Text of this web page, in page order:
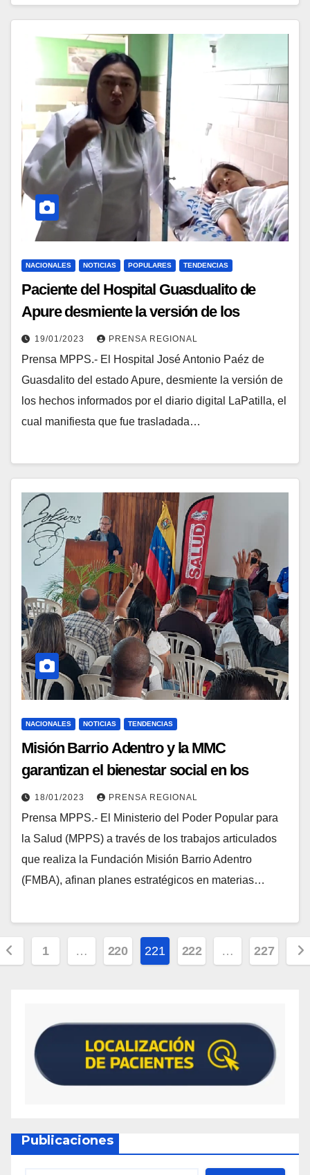
NACIONALES NOTICIAS POPULARES TENDENCIAS
Paciente del Hospital Guasdualito de
Apure desmiente la versión de los
hechos de La Patilla
19/01/2023 PRENSA REGIONAL
Prensa MPPS.- El Hospital José Antonio Paéz de
Guasdalito del estado Apure, desmiente la versión de
los hechos informados por el diario digital LaPatilla, el
cual manifiesta que fue trasladada…
NACIONALES NOTICIAS TENDENCIAS
Misión Barrio Adentro y la MMC
garantizan el bienestar social en los
centros de salud
18/01/2023 PRENSA REGIONAL
Prensa MPPS.- El Ministerio del Poder Popular para
la Salud (MPPS) a través de los trabajos articulados
que realiza la Fundación Misión Barrio Adentro
(FMBA), afinan planes estratégicos en materias…
1 … 220 221 222 … 227
Publicaciones